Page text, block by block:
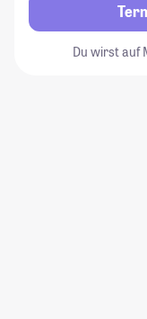
Du wirst auf